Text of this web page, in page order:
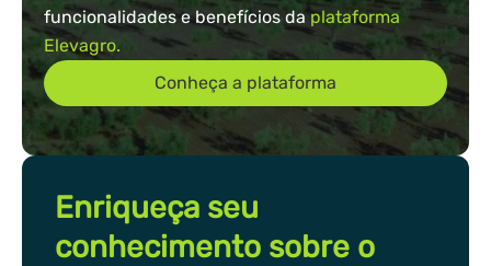
funcionalidades e benefícios daplataforma
Elevagro.
Conheça a plataforma
Enriqueça seu
conhecimento sobre o